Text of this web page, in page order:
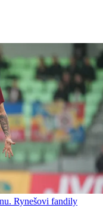
Rynešovi fandily